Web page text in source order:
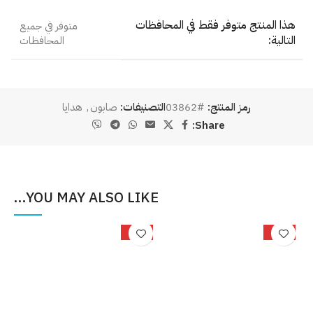
هذا المنتج متوفر فقط في المحافظات
التالية:
متوفر في جميع
المحافظات
رمز المنتج: #03862 التصنيفات: صابون, هدايا
Share:
YOU MAY ALSO LIKE…
-33%
-25%